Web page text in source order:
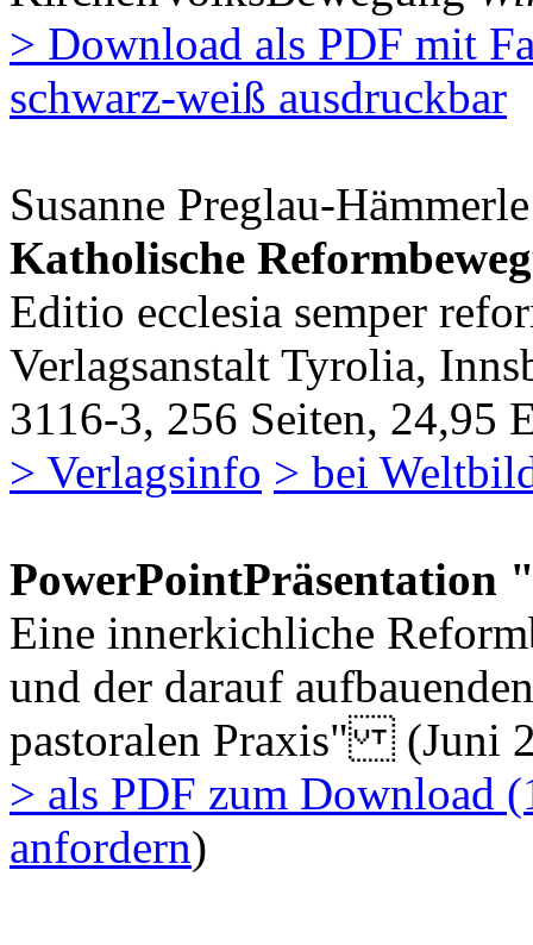
> Download als PDF mit
schwarz-weiß ausdruckbar
Susanne Preglau-
Katholische
Editio ecclesia semper
Verlagsanstalt Tyrolia,
3116-3, 256 Seiten, 24,95
> Verlagsinfo > bei
PowerPointPräsentation
Eine innerkichliche
und der darauf
pastoralen Praxis" (Juni
> als PDF zum Download
anfordern)